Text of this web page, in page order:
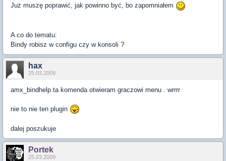
Już muszę poprawić, jak powinno być, bo zapomniałem
A co do tematu:
Bindy robisz w configu czy w konsoli ?
hax
25.03.2009
amx_bindhelp ta komenda otwieram graczowi menu . wrrrr
nie to nie ten plugin
dalej poszukuje
Portek
25.03.2009